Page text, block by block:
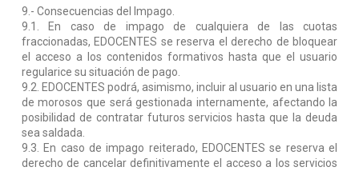
9.- Consecuencias del Impago.
9.1. En caso de impago de cualquiera de las cuotas
fraccionadas, EDOCENTES se reserva el derecho de bloquear
el acceso a los contenidos formativos hasta que el usuario
regularice su situación de pago.
9.2. EDOCENTES podrá, asimismo, incluir al usuario en una lista
de morosos que será gestionada internamente, afectando la
posibilidad de contratar futuros servicios hasta que la deuda
sea saldada.
9.3. En caso de impago reiterado, EDOCENTES se reserva el
derecho de cancelar definitivamente el acceso a los servicios